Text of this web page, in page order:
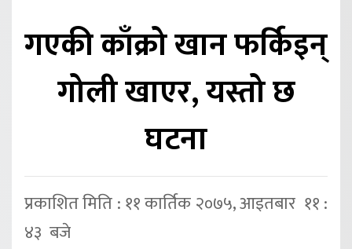
गएकी काँक्रो खान फर्किइन्
गोली खाएर, यस्तो छ
घटना
प्रकाशित मिति : ११ कार्तिक २०७५, आइतबार ११ :
४३ बजे